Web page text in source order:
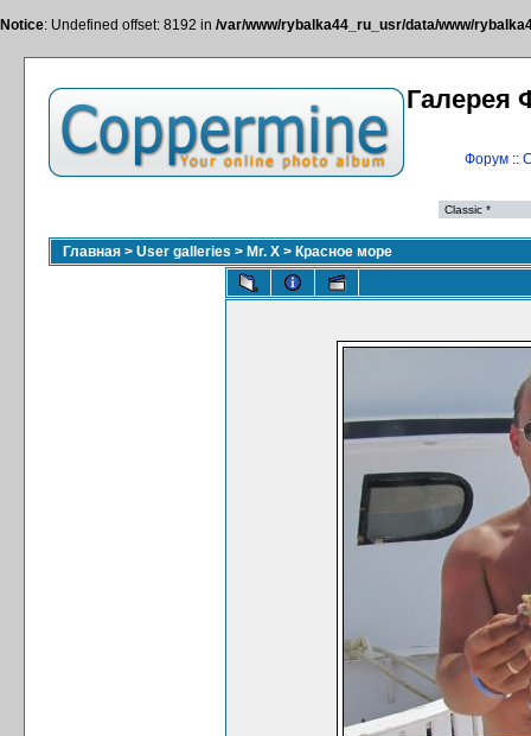
Notice: Undefined offset: 8192 in /var/www/rybalka44_ru_usr/data/www/
Галерея
Форум::
Главная > User galleries > Mr. X > Красное море